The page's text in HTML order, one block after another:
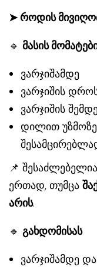
➤ როდის
🔹 მასის
ვარჯიშამდე
ვარჯიშის
ვარჯიშის
დილით
📌
ერთად, თუმცა
არის.
🔹 გახდომისას
ვარჯიშამდე